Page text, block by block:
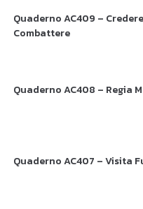
Quaderno AC409 –
Combattere
Quaderno AC408 – Regia
Quaderno AC407 – Visita